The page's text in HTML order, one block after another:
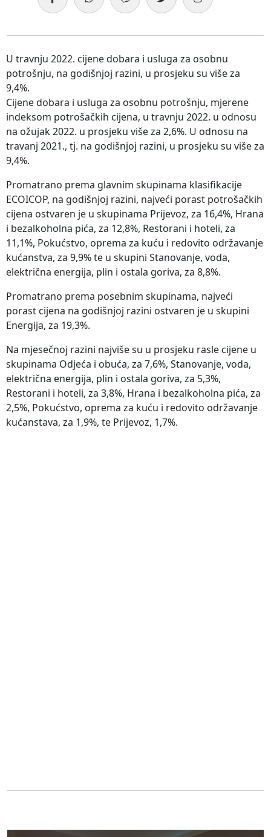
U travnju 2022. cijene dobara i usluga za osobnu
potrošnju, na godišnjoj razini, u prosjeku su više za
9,4%.
Cijene dobara i usluga za osobnu potrošnju, mjerene
indeksom potrošačkih cijena, u travnju 2022. u odnosu
na ožujak 2022. u prosjeku više za 2,6%. U odnosu na
travanj 2021., tj. na godišnjoj razini, u prosjeku su više za
9,4%.
Promatrano prema glavnim skupinama klasifikacije
ECOICOP, na godišnjoj razini, najveći porast potrošačkih
cijena ostvaren je u skupinama Prijevoz, za 16,4%, Hrana
i bezalkoholna pića, za 12,8%, Restorani i hoteli, za
11,1%, Pokućstvo, oprema za kuću i redovito održavanje
kućanstva, za 9,9% te u skupini Stanovanje, voda,
električna energija, plin i ostala goriva, za 8,8%.
Promatrano prema posebnim skupinama, najveći
porast cijena na godišnjoj razini ostvaren je u skupini
Energija, za 19,3%.
Na mjesečnoj razini najviše su u prosjeku rasle cijene u
skupinama Odjeća i obuća, za 7,6%, Stanovanje, voda,
električna energija, plin i ostala goriva, za 5,3%,
Restorani i hoteli, za 3,8%, Hrana i bezalkoholna pića, za
2,5%, Pokućstvo, oprema za kuću i redovito održavanje
kućanstava, za 1,9%, te Prijevoz, 1,7%.